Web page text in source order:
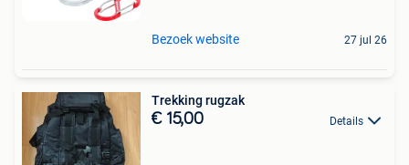
Bezoek website 27 jul 26
Trekking rugzak
€ 15,00 Details